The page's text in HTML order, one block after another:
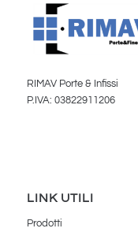
RIMAV Porte & Infissi
P.IVA: 03822911206
LINK UTILI
Prodotti